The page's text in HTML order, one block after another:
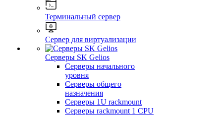
Терминальный сервер
Сервер для виртуализации
Серверы SK Gelios
Серверы начального
уровня
Серверы общего
назначения
Серверы 1U rackmount
Серверы rackmount 1 CPU